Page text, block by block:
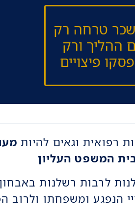
שכר טרחה רק
ההליך ורק
פיצויים
רפואית וגאים להיות
המשפט העליון
ומשפחתו ולרוב